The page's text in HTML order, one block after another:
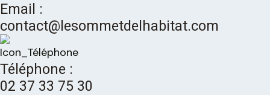
Email :
contact@lesommetdelhabitat.com
Téléphone :
02 37 33 75 30